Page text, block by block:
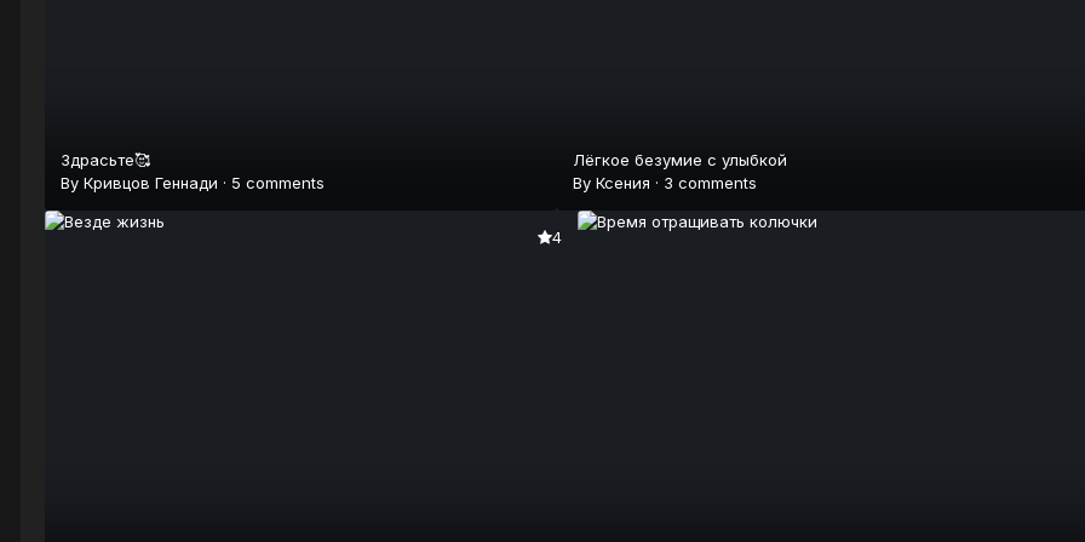
Здрасьте🥰
By Кривцов Геннади · 5 comments
Лёгкое безумие с улыбкой
ByКсения · 3 comments
4